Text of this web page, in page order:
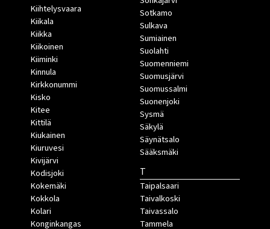
Kiihtelysvaara
Kiikala
Kiikka
Kiikoinen
Kiiminki
Kinnula
Kirkkonummi
Kisko
Kitee
Kittilä
Kiukainen
Kiuruvesi
Kivijärvi
Kodisjoki
Kokemäki
Kokkola
Kolari
Konginkangas
Sotkamo
Sulkava
Sumiainen
Suolahti
Suomenniemi
Suomusjärvi
Suomussalmi
Suonenjoki
Sysmä
Säkylä
Säynätsalo
Sääksmäki
T
Taipalsaari
Taivalkoski
Taivassalo
Tammela